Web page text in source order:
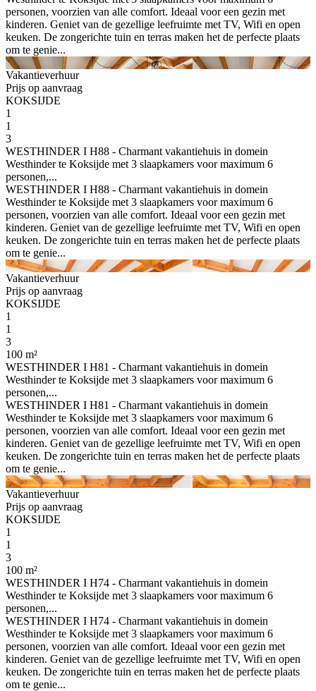
personen, voorzien van alle comfort. Ideaal voor een gezin met
kinderen. Geniet van de gezellige leefruimte met TV, Wifi en open
keuken. De zongerichte tuin en terras maken het de perfecte plaats
om te genie...
Vakantieverhuur
Prijs op aanvraag
KOKSIJDE
1
1
3
WESTHINDER I H88 - Charmant vakantiehuis in domein
Westhinder te Koksijde met 3 slaapkamers voor maximum 6
personen,...
WESTHINDER I H88 - Charmant vakantiehuis in domein
Westhinder te Koksijde met 3 slaapkamers voor maximum 6
personen, voorzien van alle comfort. Ideaal voor een gezin met
kinderen. Geniet van de gezellige leefruimte met TV, Wifi en open
keuken. De zongerichte tuin en terras maken het de perfecte plaats
om te genie...
Vakantieverhuur
Prijs op aanvraag
KOKSIJDE
1
1
3
100 m²
WESTHINDER I H81 - Charmant vakantiehuis in domein
Westhinder te Koksijde met 3 slaapkamers voor maximum 6
personen,...
WESTHINDER I H81 - Charmant vakantiehuis in domein
Westhinder te Koksijde met 3 slaapkamers voor maximum 6
personen, voorzien van alle comfort. Ideaal voor een gezin met
kinderen. Geniet van de gezellige leefruimte met TV, Wifi en open
keuken. De zongerichte tuin en terras maken het de perfecte plaats
om te genie...
Vakantieverhuur
Prijs op aanvraag
KOKSIJDE
1
1
3
100 m²
WESTHINDER I H74 - Charmant vakantiehuis in domein
Westhinder te Koksijde met 3 slaapkamers voor maximum 6
personen,...
WESTHINDER I H74 - Charmant vakantiehuis in domein
Westhinder te Koksijde met 3 slaapkamers voor maximum 6
personen, voorzien van alle comfort. Ideaal voor een gezin met
kinderen. Geniet van de gezellige leefruimte met TV, Wifi en open
keuken. De zongerichte tuin en terras maken het de perfecte plaats
om te genie...